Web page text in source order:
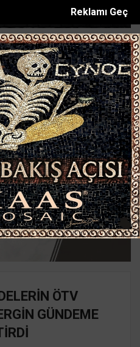
Reklamı Geç
Manavgat Belediyesinden
ÖTV
GÜNDEME